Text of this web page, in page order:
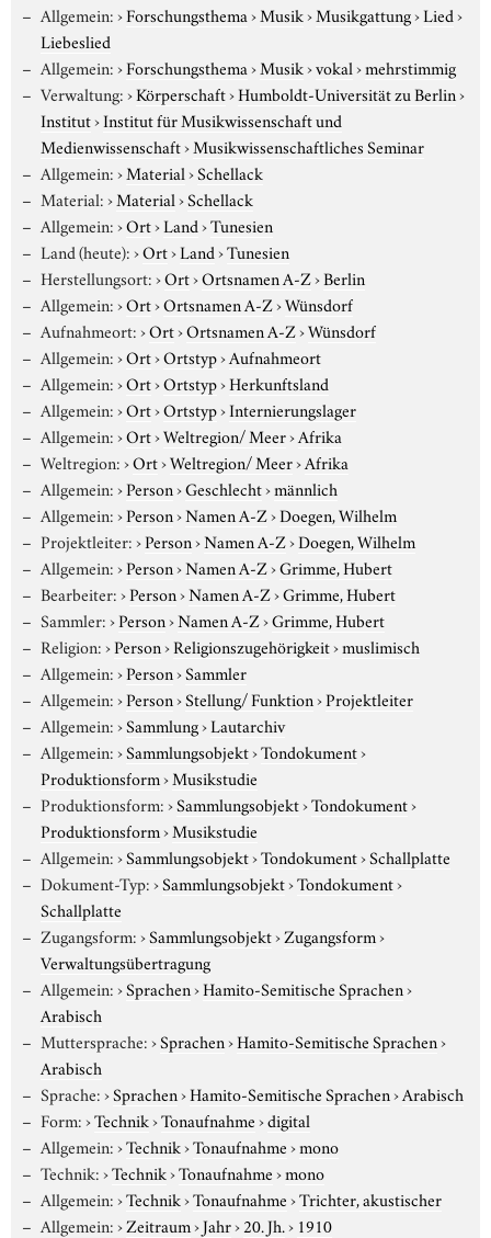
Allgemein:›Forschungsthema›Musik›Musikgattung›Lied›
Liebeslied
Allgemein:›Forschungsthema›Musik›vokal›mehrstimmig
Verwaltung:›Körperschaft›Humboldt-Universität zu Berlin›
Institut›Institut für Musikwissenschaft und
Medienwissenschaft›Musikwissenschaftliches Seminar
Allgemein:›Material›Schellack
Material:›Material›Schellack
Allgemein:›Ort›Land›Tunesien
Land (heute):›Ort›Land›Tunesien
Herstellungsort:›Ort›Ortsnamen A-Z›Berlin
Allgemein:›Ort›Ortsnamen A-Z›Wünsdorf
Aufnahmeort:›Ort›Ortsnamen A-Z›Wünsdorf
Allgemein:›Ort›Ortstyp›Aufnahmeort
Allgemein:›Ort›Ortstyp›Herkunftsland
Allgemein:›Ort›Ortstyp›Internierungslager
Allgemein:›Ort›Weltregion/ Meer›Afrika
Weltregion:›Ort›Weltregion/ Meer›Afrika
Allgemein:›Person›Geschlecht›männlich
Allgemein:›Person›Namen A-Z›Doegen, Wilhelm
Projektleiter:›Person›Namen A-Z›Doegen, Wilhelm
Allgemein:›Person›Namen A-Z›Grimme, Hubert
Bearbeiter:›Person›Namen A-Z›Grimme, Hubert
Sammler:›Person›Namen A-Z›Grimme, Hubert
Religion:›Person›Religionszugehörigkeit›muslimisch
Allgemein:›Person›Sammler
Allgemein:›Person›Stellung/ Funktion›Projektleiter
Allgemein:›Sammlung›Lautarchiv
Allgemein:›Sammlungsobjekt›Tondokument›
Produktionsform›Musikstudie
Produktionsform:›Sammlungsobjekt›Tondokument›
Produktionsform›Musikstudie
Allgemein:›Sammlungsobjekt›Tondokument›Schallplatte
Dokument-Typ:›Sammlungsobjekt›Tondokument›
Schallplatte
Zugangsform:›Sammlungsobjekt›Zugangsform›
Verwaltungsübertragung
Allgemein:›Sprachen›Hamito-Semitische Sprachen›
Arabisch
Muttersprache:›Sprachen›Hamito-Semitische Sprachen›
Arabisch
Sprache:›Sprachen›Hamito-Semitische Sprachen›Arabisch
Form:›Technik›Tonaufnahme›digital
Allgemein:›Technik›Tonaufnahme›mono
Technik:›Technik›Tonaufnahme›mono
Allgemein:›Technik›Tonaufnahme›Trichter, akustischer
Allgemein:›Zeitraum›Jahr›20. Jh.› 1910